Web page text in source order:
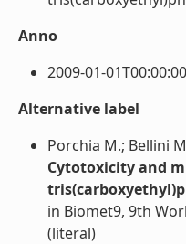
Anno
2009-01-
Alternative label
Porchia M.; Bellini
Cytotoxicity and
in Biomet9, 9th
(literal)